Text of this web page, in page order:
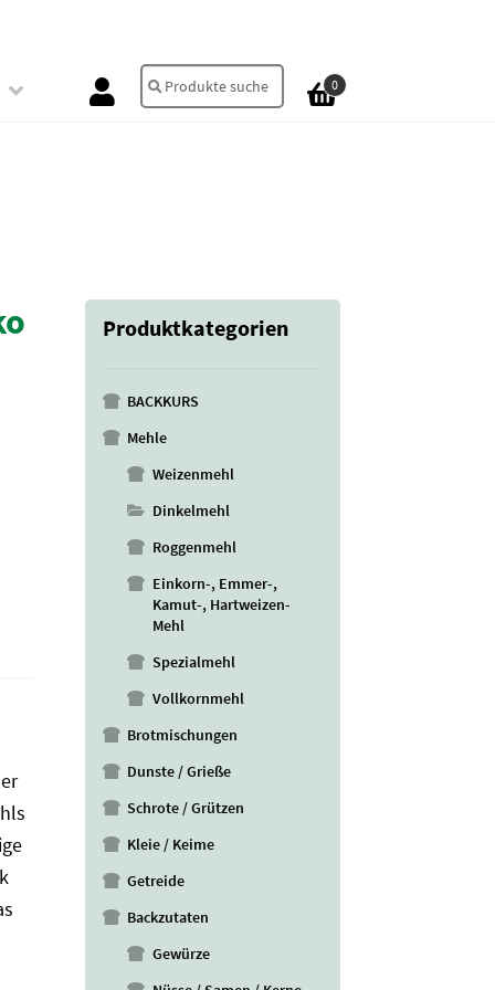
Suche
nach:
Suchen 0
Produktkategorien
BACKKURS
Mehle
Weizenmehl
Dinkelmehl
Roggenmehl
Einkorn-, Emmer-,
Kamut-, Hartweizen-
Mehl
Spezialmehl
Vollkornmehl
Brotmischungen
Dunste / Grieße
Schrote / Grützen
Kleie / Keime
Getreide
Backzutaten
Gewürze